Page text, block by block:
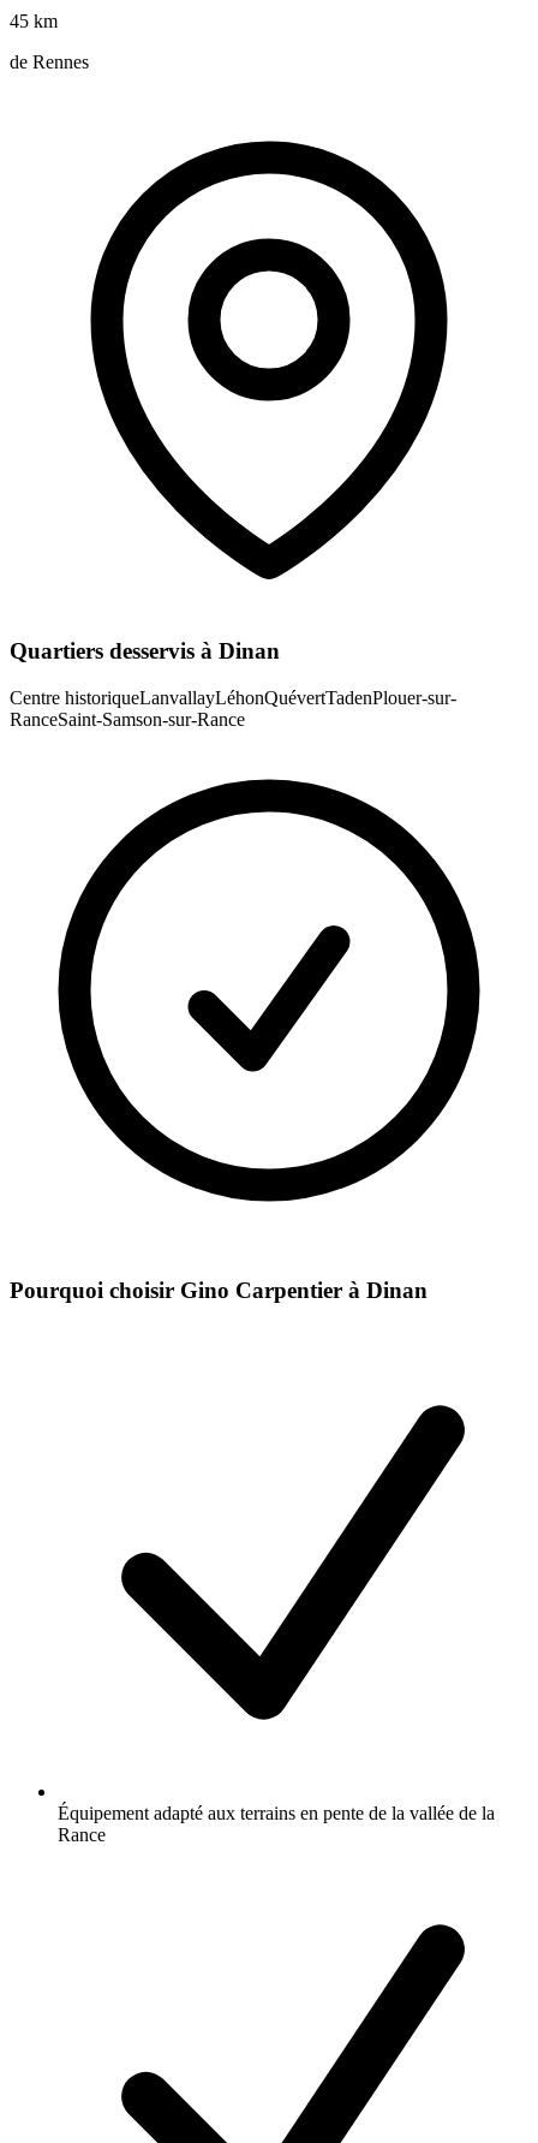
45 km
de Rennes
Quartiers desservis à Dinan
Centre historiqueLanvallayLéhonQuévertTadenPlouer-sur-
RanceSaint-Samson-sur-Rance
Pourquoi choisir Gino Carpentier à Dinan
Équipement adapté aux terrains en pente de la vallée de la
Rance